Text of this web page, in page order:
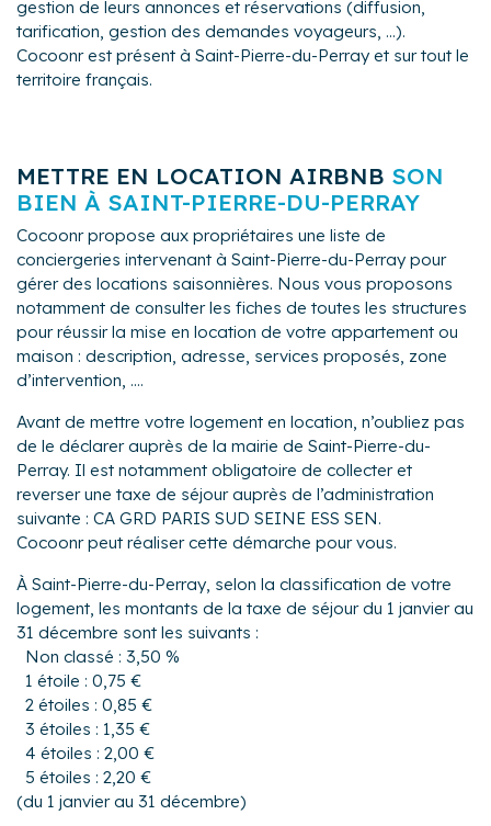
gestion de leurs annonces et réservations (diffusion,
tarification, gestion des demandes voyageurs, ...).
Cocoonr est présent à Saint-Pierre-du-Perray et sur tout le
territoire français.
METTRE EN LOCATION AIRBNB SON
BIEN À SAINT-PIERRE-DU-PERRAY
Cocoonr propose aux propriétaires une liste de
conciergeries intervenant à Saint-Pierre-du-Perray pour
gérer des locations saisonnières. Nous vous proposons
notamment de consulter les fiches de toutes les structures
pour réussir la mise en location de votre appartement ou
maison : description, adresse, services proposés, zone
d’intervention, ....
Avant de mettre votre logement en location, n’oubliez pas
de le déclarer auprès de la mairie de Saint-Pierre-du-
Perray. Il est notamment obligatoire de collecter et
reverser une taxe de séjour auprès de l’administration
suivante : CA GRD PARIS SUD SEINE ESS SEN.
Cocoonr peut réaliser cette démarche pour vous.
À Saint-Pierre-du-Perray, selon la classification de votre
logement, les montants de la taxe de séjour du 1 janvier au
31 décembre sont les suivants :
Non classé : 3,50 %
1 étoile : 0,75 €
2 étoiles : 0,85 €
3 étoiles : 1,35 €
4 étoiles : 2,00 €
5 étoiles : 2,20 €
(du 1 janvier au 31 décembre)